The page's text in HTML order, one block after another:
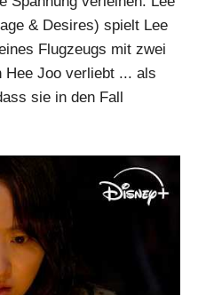
& Desires) spielt Lee
Flugzeugs mit zwei
Joo verliebt ... als
sie in den Fall